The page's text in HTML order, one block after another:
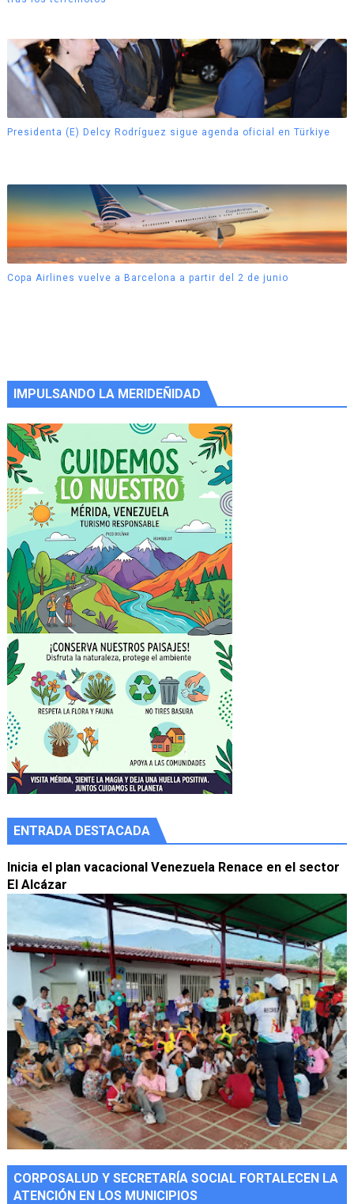
Presidenta (E) Delcy Rodríguez sigue agenda oficial en Türkiye
Copa Airlines vuelve a Barcelona a partir del 2 de junio
IMPULSANDO LA MERIDEÑIDAD
ENTRADA DESTACADA
Inicia el plan vacacional Venezuela Renace en el sector
El Alcázar
CORPOSALUD Y SECRETARÍA SOCIAL FORTALECEN LA
ATENCIÓN EN LOS MUNICIPIOS